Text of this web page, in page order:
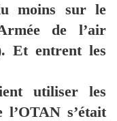
moins sur le
de l’air
Et entrent les
utiliser les
l’OTAN s’était